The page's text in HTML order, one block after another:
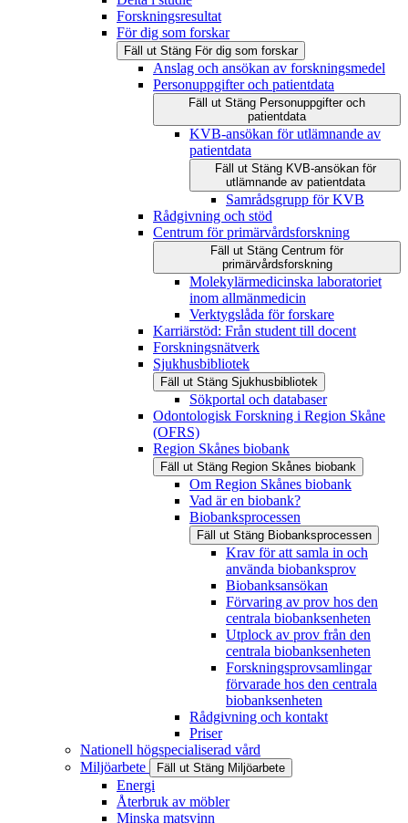
Forskningsresultat
För dig som forskar
Fäll ut Stäng För dig som forskar
Anslag och ansökan av forskningsmedel
Personuppgifter och patientdata
Fäll ut Stäng Personuppgifter och
patientdata
KVB-ansökan för utlämnande av
patientdata
Fäll ut Stäng KVB-ansökan för
utlämnande av patientdata
Samrådsgrupp för KVB
Rådgivning och stöd
Centrum för primärvårdsforskning
Fäll ut Stäng Centrum för
primärvårdsforskning
Molekylärmedicinska laboratoriet
inom allmänmedicin
Verktygslåda för forskare
Karriärstöd: Från student till docent
Forskningsnätverk
Sjukhusbibliotek
Fäll ut Stäng Sjukhusbibliotek
Sökportal och databaser
Odontologisk Forskning i Region Skåne
(OFRS)
Region Skånes biobank
Fäll ut Stäng Region Skånes biobank
Om Region Skånes biobank
Vad är en biobank?
Biobanksprocessen
Fäll ut Stäng Biobanksprocessen
Krav för att samla in och
använda biobanksprov
Biobanksansökan
Förvaring av prov hos den
centrala biobanksenheten
Utplock av prov från den
centrala biobanksenheten
Forskningsprovsamlingar
förvarade hos den centrala
biobanksenheten
Rådgivning och kontakt
Priser
Nationell högspecialiserad vård
Miljöarbete
Fäll ut Stäng Miljöarbete
Energi
Återbruk av möbler
Minska matsvinn